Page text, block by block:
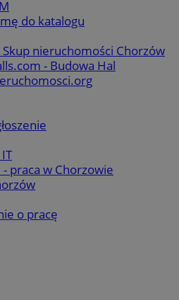
do katalogu
Skup nieruchomości Chorzów
- Budowa Hal
- praca w Chorzowie
o pracę